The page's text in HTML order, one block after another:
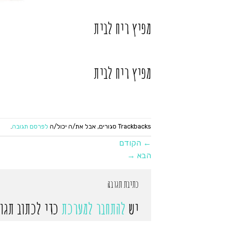
מפיץ ריח לבית
מפיץ ריח לבית
Trackbacks סגורים, אבל את/ה יכול/ה לפרסם תגובה.
← הקודם
הבא →
כתיבת תגובה
יש להתחבר למערכת כדי לכתוב